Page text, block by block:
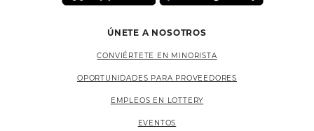
ÚNETE A NOSOTROS
CONVIÉRTETE EN MINORISTA
OPORTUNIDADES PARA PROVEEDORES
EMPLEOS EN LOTTERY
EVENTOS